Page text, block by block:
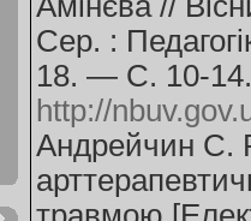
Сер. :
18. — С. 10-
http://
Андрейчин С.